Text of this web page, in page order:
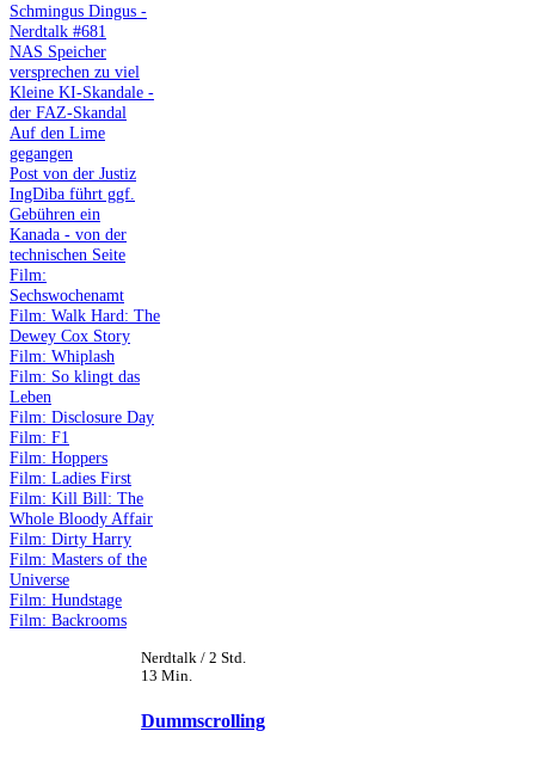
Schmingus Dingus -
Nerdtalk #681
NAS Speicher
versprechen zu viel
Kleine KI-Skandale -
der FAZ-Skandal
Auf den Lime
gegangen
Post von der Justiz
IngDiba führt ggf.
Gebühren ein
Kanada - von der
technischen Seite
Film:
Sechswochenamt
Film: Walk Hard: The
Dewey Cox Story
Film: Whiplash
Film: So klingt das
Leben
Film: Disclosure Day
Film: F1
Film: Hoppers
Film: Ladies First
Film: Kill Bill: The
Whole Bloody Affair
Film: Dirty Harry
Film: Masters of the
Universe
Film: Hundstage
Film: Backrooms
Nerdtalk / 2 Std.
13 Min.
Dummscrolling